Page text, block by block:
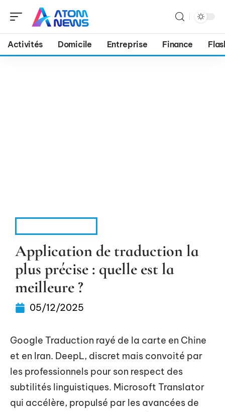
Activités Domicile Entreprise Finance
Application de traduction la
plus précise : quelle est la
meilleure ?
05/12/2025
Google Traduction rayé de la carte en Chine
et en Iran. DeepL, discret mais convoité par
les professionnels pour son respect des
subtilités linguistiques. Microsoft Translator
qui accélère, propulsé par les avancées de